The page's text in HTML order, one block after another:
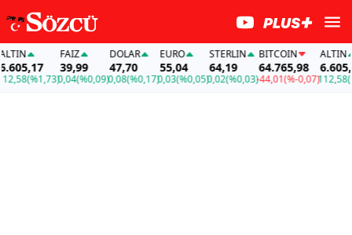
(%1,73)
FAİZ
39,99
0,04(%0,09)
DOLAR
47,70
0,08(%0,17)
EURO
55,04
0,03(%0,05)
STERLIN
64,19
0,02(%0,03)
BITCOIN
64.765,98
-44,01(%-0,07)
ALTIN
6.605,17
112,58